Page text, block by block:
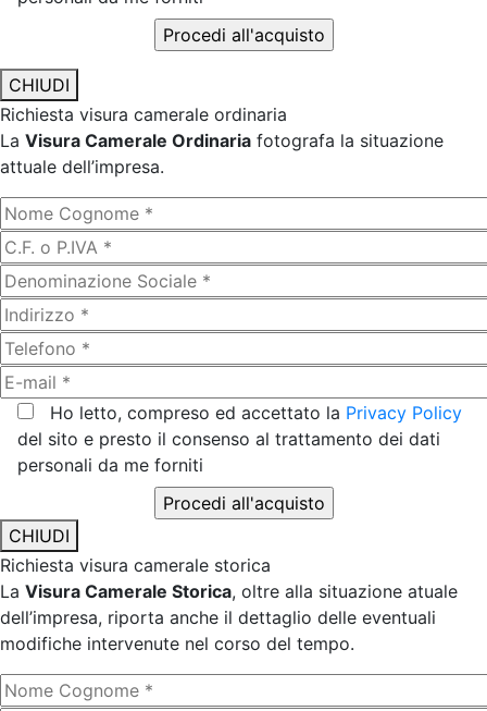
CHIUDI
Richiesta visura camerale ordinaria
La Visura Camerale Ordinaria fotografa la situazione
attuale dell’impresa.
Ho letto, compreso ed accettato la Privacy Policy
del sito e presto il consenso al trattamento dei dati
personali da me forniti
CHIUDI
Richiesta visura camerale storica
La Visura Camerale Storica, oltre alla situazione atuale
dell’impresa, riporta anche il dettaglio delle eventuali
modifiche intervenute nel corso del tempo.